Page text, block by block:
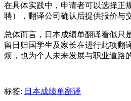
在具体实践中，申请者可以选择正
聘），翻译公司确认后提供报价与
总体而言，日本成绩单翻译看似只
留日归国学生及家长在进行此项翻
烦，也为个人未来发展与职业道路
标签: 日本成绩单翻译